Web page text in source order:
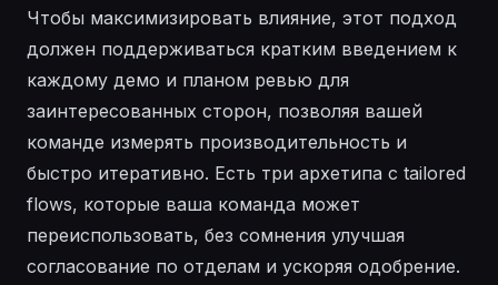
Чтобы максимизировать влияние, этот подход
должен поддерживаться кратким введением к
каждому демо и планом ревью для
заинтересованных сторон, позволяя вашей
команде измерять производительность и
быстро итеративно. Есть три архетипа с tailored
flows, которые ваша команда может
переиспользовать, без сомнения улучшая
согласование по отделам и ускоряя одобрение.